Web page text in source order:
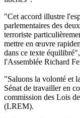
"Cet accord illustre
parlementaires des
terroriste
mettre en œuvre
dans ce texte
l'Assemblée Richard
"Saluons la volonté et
Sénat de travailler en
commission des Lois
(LREM).